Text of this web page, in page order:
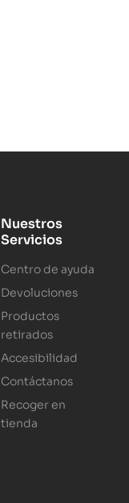
Nuestros
Servicios
Centro de ayuda
Devoluciones
Productos
retirados
Accesibilidad
Contáctanos
Recoger en
tienda